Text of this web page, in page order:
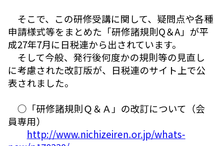
そこで、この研修受講に関して、疑問点や各種
申請様式等をまとめた「研修諸規則Q＆A」が平
成27年7月に日税連から出されています。
そして今般、発行後何度かの規則等の見直し
に考慮された改訂版が、日税連のサイト上で公
表されました。
○「研修諸規則Ｑ＆Ａ」の改訂について（会
員専用）
http://www.nichizeiren.or.jp/whats-